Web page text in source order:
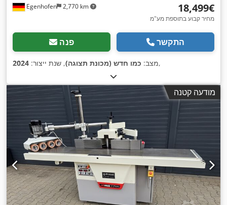
Egenhofen 2,770 km ‏18,499 ‏€
מחיר קבוע בתוספת מע"מ
פנה התקשר
מצב: כמו חדש (מכונת תצוגה), שנת ייצור: 2024 ,
מודעה קטנה